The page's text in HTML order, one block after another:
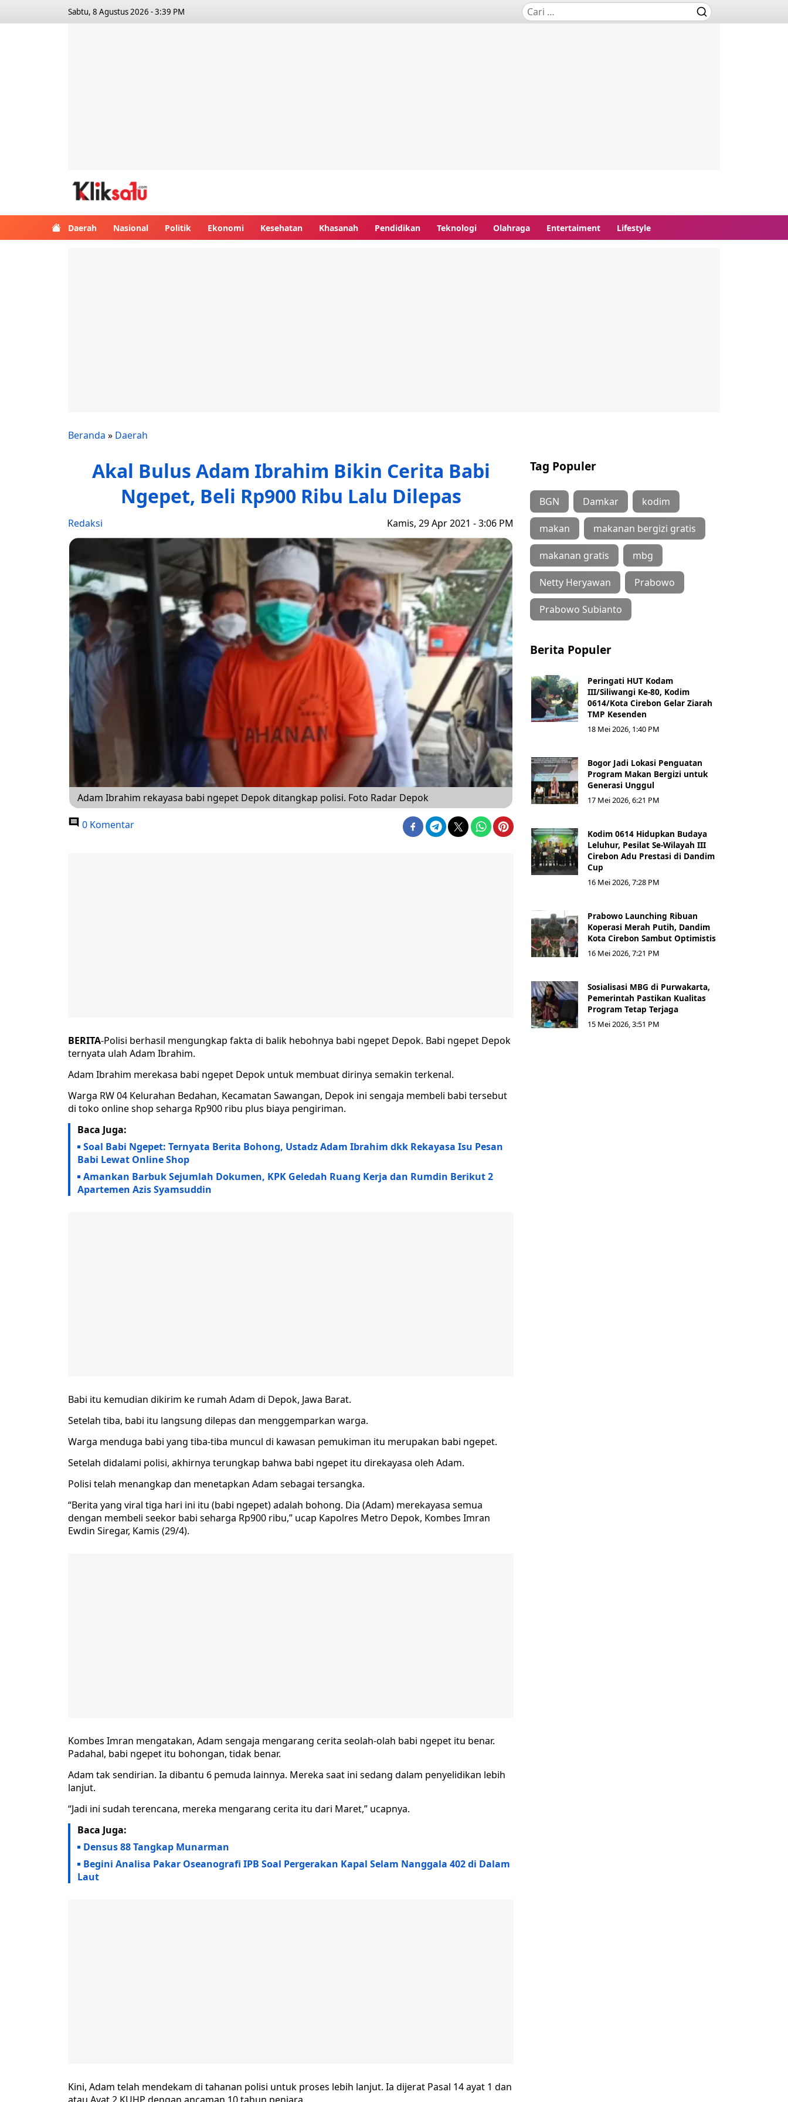
Sabtu, 8 Agustus 2026 - 3:39 PM
Daerah Nasional Politik Ekonomi Kesehatan Khasanah Pendidikan Teknologi Olahraga Entertaiment Lifestyle
Beranda » Daerah
Akal Bulus Adam Ibrahim Bikin Cerita Babi
Ngepet, Beli Rp900 Ribu Lalu Dilepas
Redaksi Kamis, 29 Apr 2021 - 3:06 PM
Adam Ibrahim rekayasa babi ngepet Depok ditangkap polisi. Foto Radar Depok
0 Komentar
BERITA-Polisi berhasil mengungkap fakta di balik hebohnya babi ngepet Depok. Babi ngepet Depok
ternyata ulah Adam Ibrahim.
Adam Ibrahim merekasa babi ngepet Depok untuk membuat dirinya semakin terkenal.
Warga RW 04 Kelurahan Bedahan, Kecamatan Sawangan, Depok ini sengaja membeli babi tersebut
di toko online shop seharga Rp900 ribu plus biaya pengiriman.
Baca Juga:
Soal Babi Ngepet: Ternyata Berita Bohong, Ustadz Adam Ibrahim dkk Rekayasa Isu Pesan
Babi Lewat Online Shop
Amankan Barbuk Sejumlah Dokumen, KPK Geledah Ruang Kerja dan Rumdin Berikut 2
Apartemen Azis Syamsuddin
Babi itu kemudian dikirim ke rumah Adam di Depok, Jawa Barat.
Setelah tiba, babi itu langsung dilepas dan menggemparkan warga.
Warga menduga babi yang tiba-tiba muncul di kawasan pemukiman itu merupakan babi ngepet.
Setelah didalami polisi, akhirnya terungkap bahwa babi ngepet itu direkayasa oleh Adam.
Polisi telah menangkap dan menetapkan Adam sebagai tersangka.
“Berita yang viral tiga hari ini itu (babi ngepet) adalah bohong. Dia (Adam) merekayasa semua
dengan membeli seekor babi seharga Rp900 ribu,” ucap Kapolres Metro Depok, Kombes Imran
Ewdin Siregar, Kamis (29/4).
Kombes Imran mengatakan, Adam sengaja mengarang cerita seolah-olah babi ngepet itu benar.
Padahal, babi ngepet itu bohongan, tidak benar.
Adam tak sendirian. Ia dibantu 6 pemuda lainnya. Mereka saat ini sedang dalam penyelidikan lebih
lanjut.
“Jadi ini sudah terencana, mereka mengarang cerita itu dari Maret,” ucapnya.
Baca Juga:
Densus 88 Tangkap Munarman
Begini Analisa Pakar Oseanografi IPB Soal Pergerakan Kapal Selam Nanggala 402 di Dalam
Laut
Kini, Adam telah mendekam di tahanan polisi untuk proses lebih lanjut. Ia dijerat Pasal 14 ayat 1 dan
Tag Populer
BGN Damkar kodim
makan makanan bergizi gratis
makanan gratis mbg
Netty Heryawan Prabowo
Prabowo Subianto
Berita Populer
Peringati HUT Kodam
III/Siliwangi Ke-80, Kodim
0614/Kota Cirebon Gelar Ziarah
TMP Kesenden
18 Mei 2026, 1:40 PM
Bogor Jadi Lokasi Penguatan
Program Makan Bergizi untuk
Generasi Unggul
17 Mei 2026, 6:21 PM
Kodim 0614 Hidupkan Budaya
Leluhur, Pesilat Se-Wilayah III
Cirebon Adu Prestasi di Dandim
Cup
16 Mei 2026, 7:28 PM
Prabowo Launching Ribuan
Koperasi Merah Putih, Dandim
Kota Cirebon Sambut Optimistis
16 Mei 2026, 7:21 PM
Sosialisasi MBG di Purwakarta,
Pemerintah Pastikan Kualitas
Program Tetap Terjaga
15 Mei 2026, 3:51 PM